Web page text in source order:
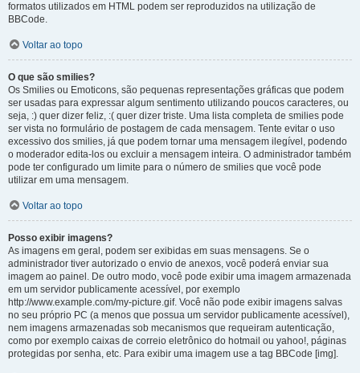
formatos utilizados em HTML podem ser reproduzidos na utilização de
BBCode.
Voltar ao topo
O que são smilies?
Os Smilies ou Emoticons, são pequenas representações gráficas que podem
ser usadas para expressar algum sentimento utilizando poucos caracteres, ou
seja, :) quer dizer feliz, :( quer dizer triste. Uma lista completa de smilies pode
ser vista no formulário de postagem de cada mensagem. Tente evitar o uso
excessivo dos smilies, já que podem tornar uma mensagem ilegível, podendo
o moderador edita-los ou excluir a mensagem inteira. O administrador também
pode ter configurado um limite para o número de smilies que você pode
utilizar em uma mensagem.
Voltar ao topo
Posso exibir imagens?
As imagens em geral, podem ser exibidas em suas mensagens. Se o
administrador tiver autorizado o envio de anexos, você poderá enviar sua
imagem ao painel. De outro modo, você pode exibir uma imagem armazenada
em um servidor publicamente acessível, por exemplo
http://www.example.com/my-picture.gif. Você não pode exibir imagens salvas
no seu próprio PC (a menos que possua um servidor publicamente acessível),
nem imagens armazenadas sob mecanismos que requeiram autenticação,
como por exemplo caixas de correio eletrônico do hotmail ou yahoo!, páginas
protegidas por senha, etc. Para exibir uma imagem use a tag BBCode [img].